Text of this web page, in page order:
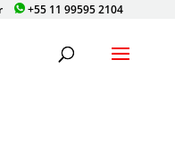
+55 11 99595 2104